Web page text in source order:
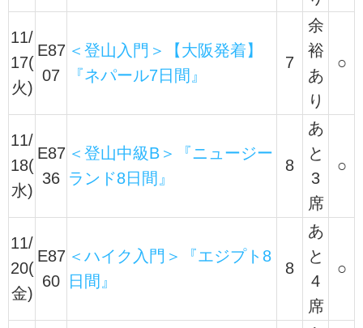
11/
17(
火)
E87
07
＜登山入門＞【大阪発着】
『ネパール7日間』
7
余
裕
あ
り
○
11/
18(
水)
E87
36
＜登山中級B＞『ニュージー
ランド8日間』
8
あ
と
3
席
○
11/
20(
金)
E87
60
＜ハイク入門＞『エジプト8
日間』
8
あ
と
4
席
○